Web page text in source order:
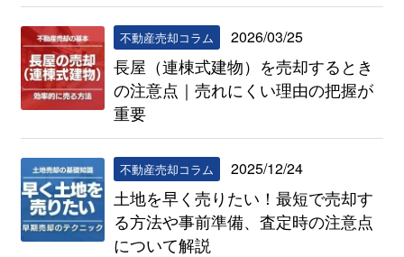
不動産売却コラム 2026/03/25
長屋（連棟式建物）を売却するとき
の注意点｜売れにくい理由の把握が
重要
不動産売却コラム 2025/12/24
土地を早く売りたい！最短で売却す
る方法や事前準備、査定時の注意点
について解説